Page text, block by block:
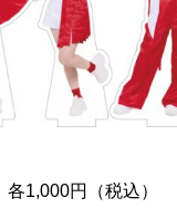
1,000円（税込）